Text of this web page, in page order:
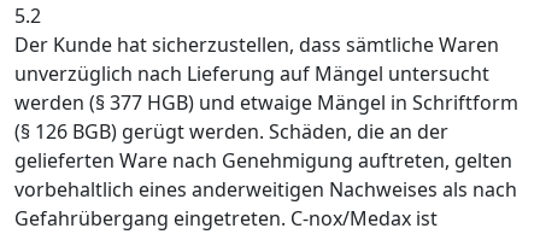
5.2
Der Kunde hat sicherzustellen, dass sämtliche Waren
unverzüglich nach Lieferung auf Mängel untersucht
werden (§ 377 HGB) und etwaige Mängel in Schriftform
(§ 126 BGB) gerügt werden. Schäden, die an der
gelieferten Ware nach Genehmigung auftreten, gelten
vorbehaltlich eines anderweitigen Nachweises als nach
Gefahrübergang eingetreten. C-nox/Medax ist